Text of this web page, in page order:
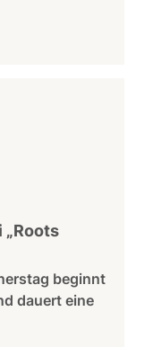
beginnt
dauert eine